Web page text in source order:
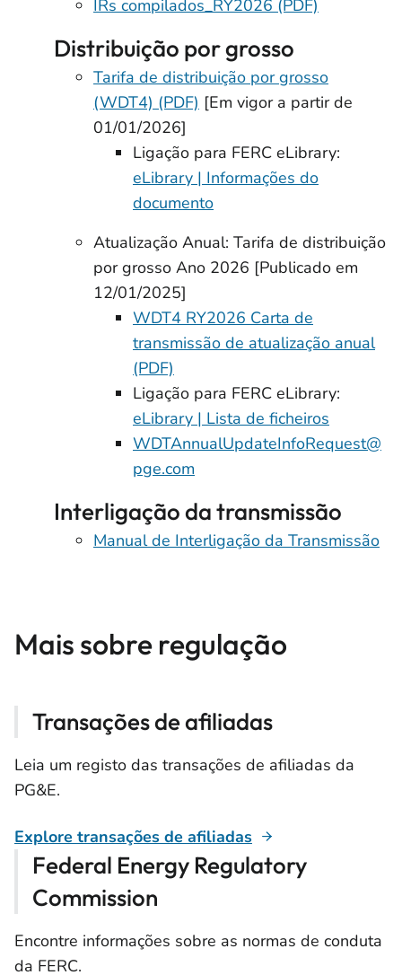
IRs compilados_RY2026 (PDF)
Distribuição por grosso
Tarifa de distribuição por grosso
(WDT4) (PDF) [Em vigor a partir de
01/01/2026]
Ligação para FERC eLibrary:
eLibrary | Informações do
documento
Atualização Anual: Tarifa de distribuição
por grosso Ano 2026 [Publicado em
12/01/2025]
WDT4 RY2026 Carta de
transmissão de atualização anual
(PDF)
Ligação para FERC eLibrary:
eLibrary | Lista de ficheiros
WDTAnnualUpdateInfoRequest@
pge.com
Interligação da transmissão
Manual de Interligação da Transmissão
Mais sobre regulação
Transações de afiliadas
Leia um registo das transações de afiliadas da
PG&E.
Explore transações de afiliadas
Federal Energy Regulatory
Commission
Encontre informações sobre as normas de conduta
da FERC.